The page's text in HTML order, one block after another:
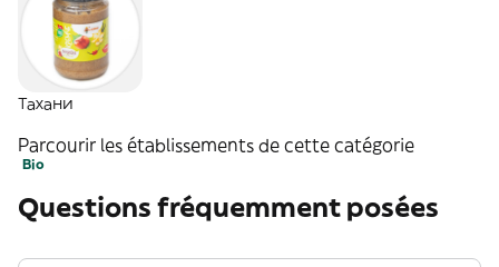
Тахани
Parcourir les établissements de cette catégorie
Bio
Questions fréquemment posées